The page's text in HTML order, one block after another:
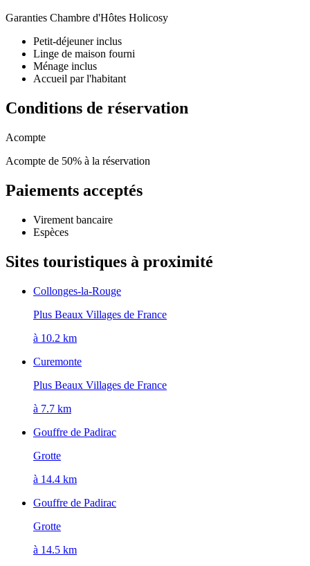
Garanties Chambre d'Hôtes Holicosy
Petit-déjeuner inclus
Linge de maison fourni
Ménage inclus
Accueil par l'habitant
Conditions de réservation
Acompte
Acompte de 50% à la réservation
Paiements acceptés
Virement bancaire
Espèces
Sites touristiques à proximité
Collonges-la-Rouge
Plus Beaux Villages de France
à 10.2 km
Curemonte
Plus Beaux Villages de France
à 7.7 km
Gouffre de Padirac
Grotte
à 14.4 km
Gouffre de Padirac
Grotte
à 14.5 km